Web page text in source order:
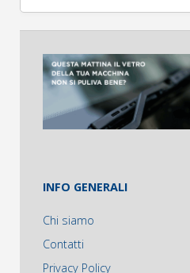
INFO GENERALI
Chi siamo
Contatti
Privacy Policy